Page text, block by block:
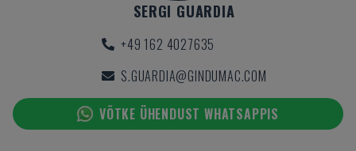
SERGI GUARDIA
+49 162 4027635
S.GUARDIA@GINDUMAC.COM
VÕTKE ÜHENDUST WHATSAPPIS